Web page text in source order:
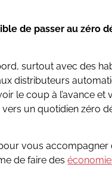
de passer au zéro
surtout avec des
distributeurs
le coup à l’avance et
un quotidien zéro
vous accompagner
de faire des